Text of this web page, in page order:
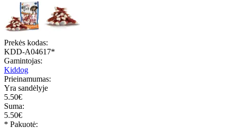
Prekės kodas:
KDD-A04617*
Gamintojas:
Kiddog
Prieinamumas:
Yra sandėlyje
5.50€
Suma:
5.50€
* Pakuotė: